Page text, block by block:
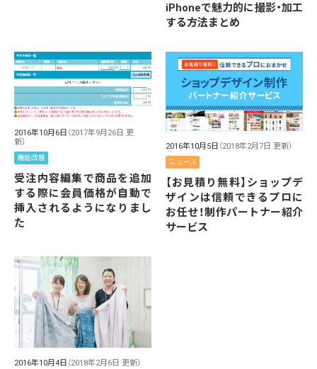
iPhoneで魅力的に撮影・加工
する方法まとめ
2016年10月6日 （2017年9月26日 更
新）
機能改善
受注内容編集で商品を追加
する際に会員価格が自動で
挿入されるようになりまし
た
2016年10月5日 （2018年2月7日 更新）
ニュース
【お見積り無料】ショップデ
ザインは信頼できるプロに
お任せ！制作パートナー紹介
サービス
2016年10月4日 （2018年2月6日 更新）